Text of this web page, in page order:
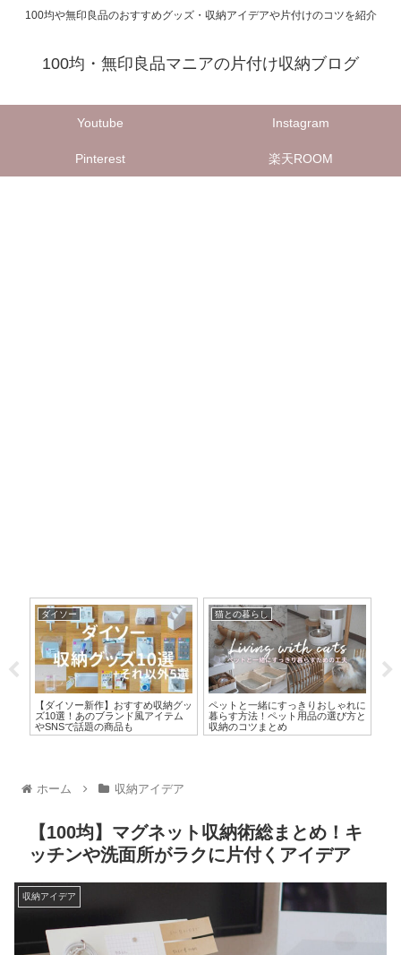
100均や無印良品のおすすめグッズ・収納アイデアや片付けのコツを紹介
100均・無印良品マニアの片付け収納ブログ
Youtube Instagram
Pinterest 楽天ROOM
ダイソー
【ダイソー新作】おすすめ収納グッ
ズ10選！あのブランド風アイテム
やSNSで話題の商品も
猫との暮らし
ペットと一緒にすっきりおしゃれに
暮らす方法！ペット用品の選び方と
収納のコツまとめ
ホーム 収納アイデア
【100均】マグネット収納術総まとめ！キ
ッチンや洗面所がラクに片付くアイデア
収納アイデア